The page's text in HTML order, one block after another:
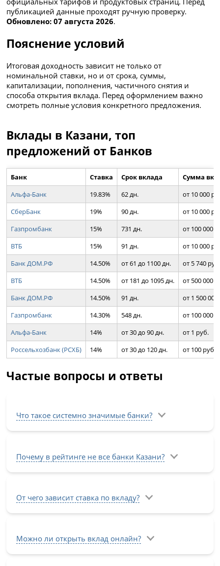
публикацией данные проходят ручную проверку.
Обновлено: 07 августа 2026.
Пояснение условий
Итоговая доходность зависит не только от
номинальной ставки, но и от срока, суммы,
капитализации, пополнения, частичного снятия и
способа открытия вклада. Перед оформлением важно
смотреть полные условия конкретного предложения.
Вклады в Казани, топ
предложений от Банков
Банк Ставка Срок вклада
Сумма
Альфа-Банк
19.83% 62 дн.
от 10 000
СберБанк
19% 90 дн.
от 10 000
Газпромбанк
15% 731 дн.
от 100 000
ВТБ
15% 91 дн.
от 10 000
Банк ДОМ.РФ
14.50% от 61 до 1100 дн.
от 5 740
ВТБ
14.50% от 181 до 1095 дн.
от 500 000
Банк ДОМ.РФ
14.50% 91 дн.
от 1 500
Газпромбанк
14.30% 548 дн.
от 100 000
Альфа-Банк
14% от 30 до 90 дн.
от 1 руб.
Россельхозбанк (РСХБ)
14% от 30 до 120 дн. от 100 руб.
Частые вопросы и ответы
Что такое системно значимые банки?
Почему в рейтинге не все банки Казани?
От чего зависит ставка по вкладу?
Можно ли открыть вклад онлайн?